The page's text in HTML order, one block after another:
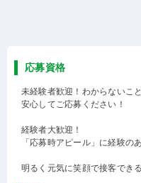
応募資格
未経験者歓迎！わからないこ
安心してご応募ください！
経験者大歓迎！
「応募時アピール」に経験
明るく元気に笑顔で接客でき